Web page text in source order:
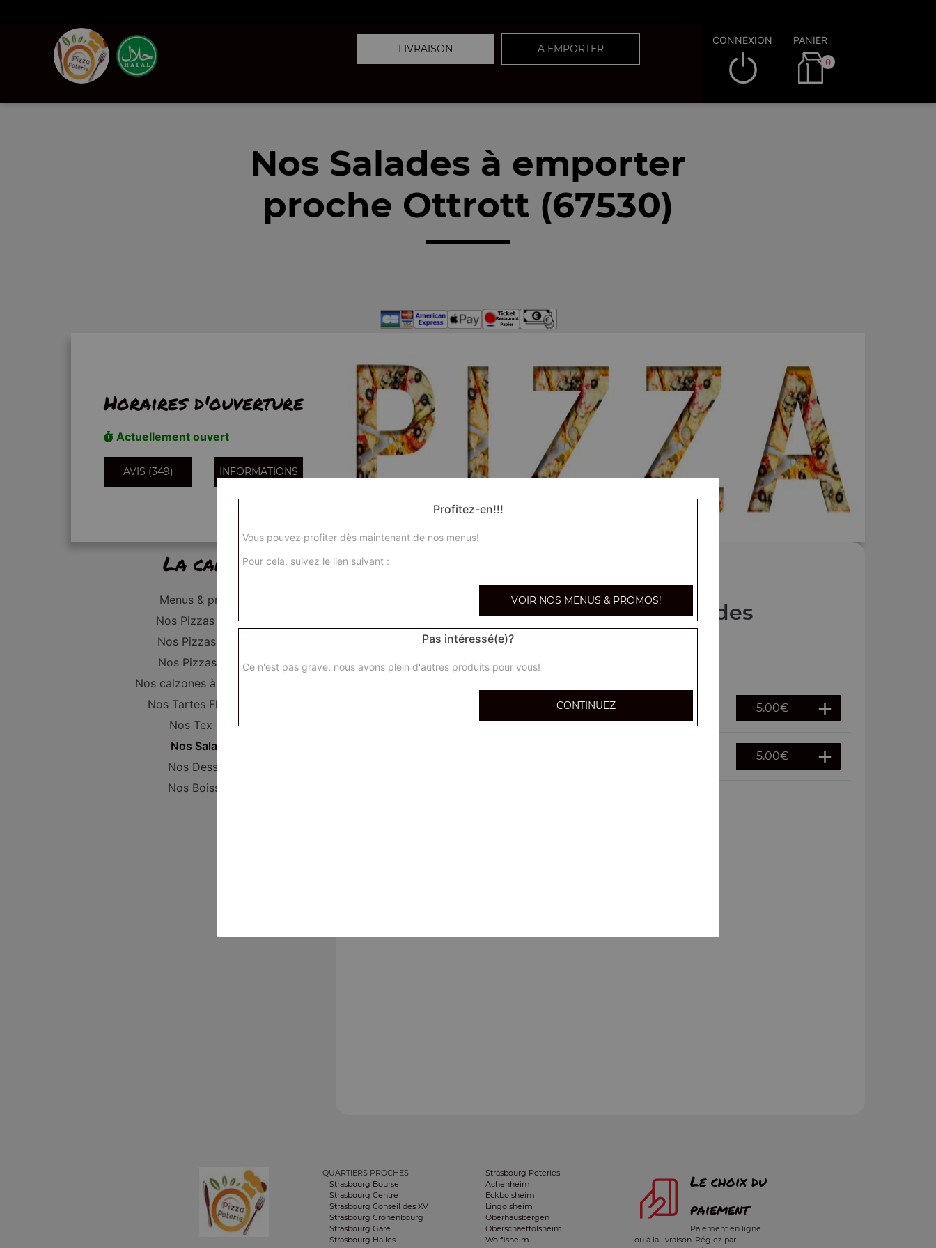
LIVRAISON A EMPORTER
CONNEXION PANIER
0
Nos Salades à emporter
proche Ottrott (67530)
Horaires d'ouverture
Actuellement ouvert
AVIS (349) INFORMATIONS
La carte
Menus & promos
Nos Pizzas Junior
Nos Pizzas Super
Nos Pizzas Méga
Nos calzones à composer
Nos Tartes Flambées
Nos Tex Mex
Nos Salades
Nos Desserts
Nos Boissons
Nos Salades
5.00€
5.00€
QUARTIERS PROCHES
Strasbourg Bourse
Strasbourg Centre
Strasbourg Conseil des XV
Strasbourg Cronenbourg
Strasbourg Gare
Strasbourg Halles
Strasbourg Poteries
Achenheim
Eckbolsheim
Lingolsheim
Oberhausbergen
Oberschaeffolsheim
Wolfisheim
Le choix du
paiement
Paiement en ligne
ou à la livraison. Réglez par
Profitez-en!!!
Vous pouvez profiter dès maintenant de nos menus!
Pour cela, suivez le lien suivant :
VOIR NOS MENUS & PROMOS!
Pas intéressé(e)?
Ce n'est pas grave, nous avons plein d'autres produits pour vous!
CONTINUEZ